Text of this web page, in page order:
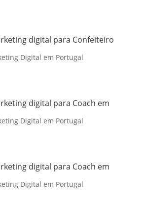
digital para Confeiteiro
Digital em Portugal
digital para Coach em
Digital em Portugal
digital para Coach em
Digital em Portugal